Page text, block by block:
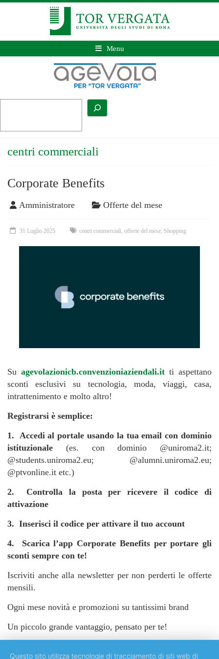
Menu
centri commerciali
Corporate Benefits
Amministratore Offerte del mese
31 Luglio 2025 centri commerciali offerte del mese Shopping
Su agevolazionicb.convenzioniaziendali.it ti aspettano
sconti esclusivi su tecnologia, moda, viaggi, casa,
intrattenimento e molto altro!
Registrarsi è semplice:
1. Accedi al portale usando la tua email con dominio
istituzionale (es. con dominio @uniroma2.it;
@students.uniroma2.eu; @alumni.uniroma2.eu;
@ptvonline.it etc.)
2. Controlla la posta per ricevere il codice di
attivazione
3. Inserisci il codice per attivare il tuo account
4. Scarica l’app Corporate Benefits per portare gli
sconti sempre con te!
Iscriviti anche alla newsletter per non perderti le offerte
mensili.
Ogni mese novità e promozioni su tantissimi brand
Un piccolo grande vantaggio, pensato per te!
Questo sito utilizza tecnologie di tracciamento di siti web di